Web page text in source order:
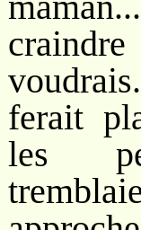
ferait
les